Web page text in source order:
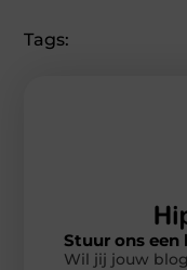
Tags:
Stuur ons een
Wil jij jouw